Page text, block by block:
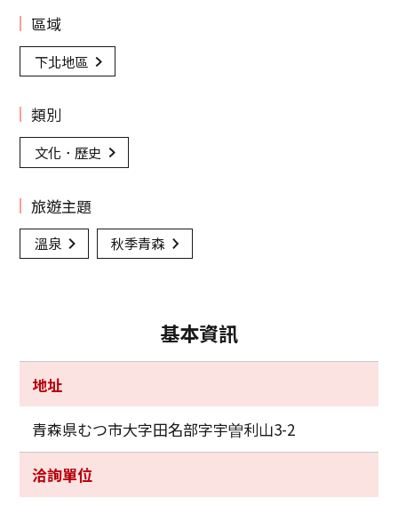
區域
下北地區
類別
文化．歷史
旅遊主題
溫泉 秋季青森
基本資訊
地址
青森県むつ市大字田名部字宇曽利山3-2
洽詢單位